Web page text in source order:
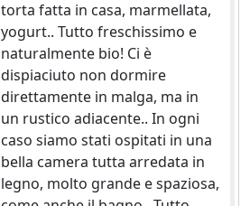
torta fatta in casa, marmellata,
yogurt.. Tutto freschissimo e
naturalmente bio! Ci è
dispiaciuto non dormire
direttamente in malga, ma in
un rustico adiacente.. In ogni
caso siamo stati ospitati in una
bella camera tutta arredata in
legno, molto grande e spaziosa,